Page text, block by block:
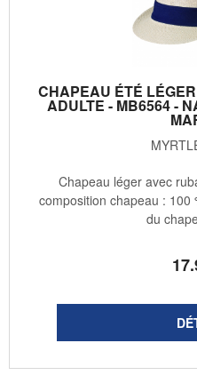
CHAPEAU ÉTÉ
ADULTE - MB6564 -
17
Chapeau léger avec
composition chapeau : 100
du